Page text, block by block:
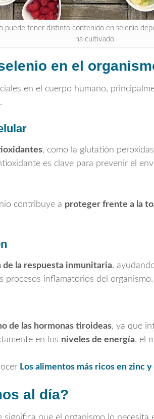
puede tener distinto contenido en selenio
ha cultivado
en el
en el cuerpo humano,
, como la glutatión
es clave para prevenir el
contribuye a proteger frente a la
de la respuesta inmunitaria,
procesos inflamatorios del organismo.
de las hormonas tiroideas, ya que
en los niveles de energía, el
Los alimentos más ricos en zinc
al día?